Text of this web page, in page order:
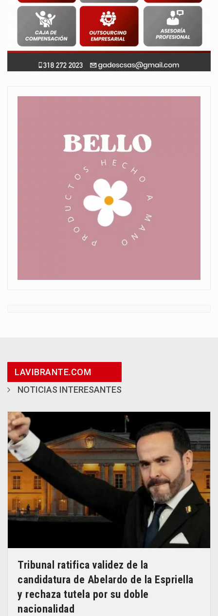
LAVIBRANTE.COM
NOTICIAS INTERESANTES
Tribunal ratifica validez de la
candidatura de Abelardo de la Espriella
y rechaza tutela por su doble
nacionalidad